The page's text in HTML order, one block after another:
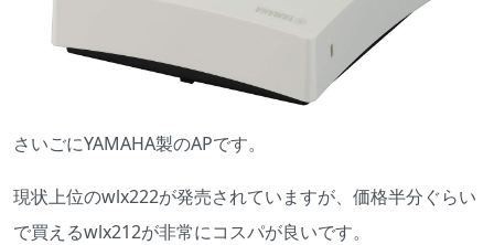
さいごにYAMAHA製のAPです。
現状上位のwlx222が発売されていますが、価格半分ぐらい
で買えるwlx212が非常にコスパが良いです。